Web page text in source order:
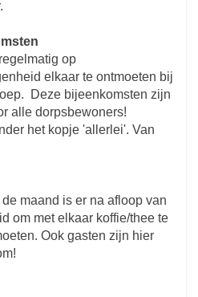
op
elkaar te ontmoeten bij
Deze bijeenkomsten zijn
alle dorpsbewoners!
het kopje 'allerlei'. Van
maand is er na afloop van
om met elkaar koffie/thee te
Ook gasten zijn hier